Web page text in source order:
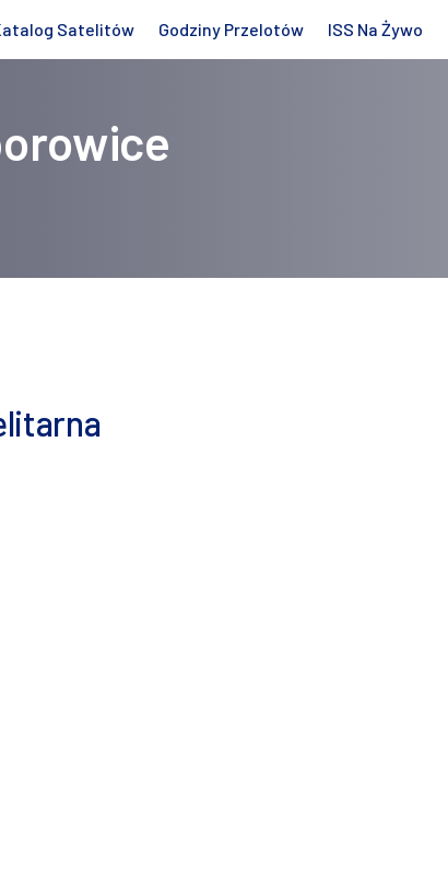
Satelitów Godziny Przelotów ISS Na Żywo